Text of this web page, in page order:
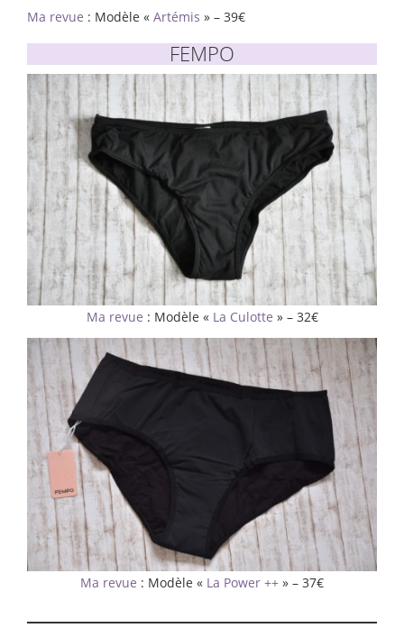
Ma revue : Modèle « Artémis » – 39€
FEMPO
Ma revue : Modèle « La Culotte » – 32€
Ma revue : Modèle « La Power ++ » – 37€